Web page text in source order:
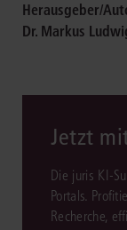
Herausgeber/
Dr. Markus
Jetzt
Die juris KI-
Portals.
Recherche,